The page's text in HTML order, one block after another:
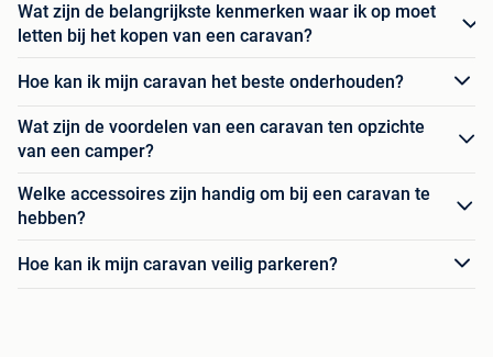
Wat zijn de belangrijkste kenmerken waar ik op moet
letten bij het kopen van een caravan?
Hoe kan ik mijn caravan het beste onderhouden?
Wat zijn de voordelen van een caravan ten opzichte
van een camper?
Welke accessoires zijn handig om bij een caravan te
hebben?
Hoe kan ik mijn caravan veilig parkeren?